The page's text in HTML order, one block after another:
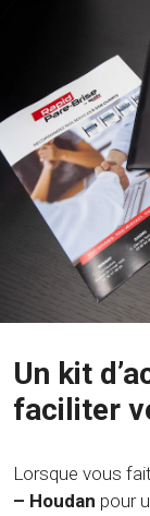
Un kit
faciliter
Lorsque vous
– Houdan pour